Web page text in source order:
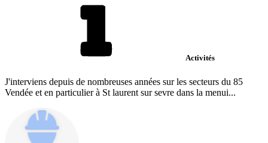
Activités
J'interviens depuis de nombreuses années sur les secteurs du 85
Vendée et en particulier à St laurent sur sevre dans la menui...